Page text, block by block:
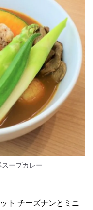
ープカレー
ト チーズナンとミニ